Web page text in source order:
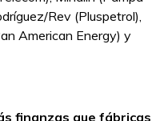
Rev (Pluspetrol),
American Energy) y
finanzas que fábricas